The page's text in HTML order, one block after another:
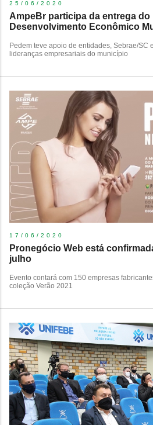
25/06/2020
AmpeBr participa da entrega
Desenvolvimento Econômico
Pedem teve apoio de entidades, Sebrae/SC
lideranças empresariais do município
17/06/2020
Pronegócio Web está
julho
Evento contará com 150 empresas
coleção Verão 2021